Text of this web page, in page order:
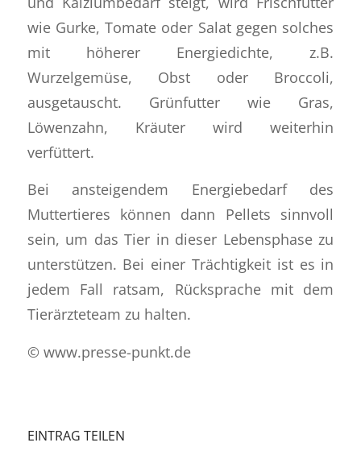
wie Gurke, Tomate oder Salat gegen solches
mit höherer Energiedichte, z.B.
Wurzelgemüse, Obst oder Broccoli,
ausgetauscht. Grünfutter wie Gras,
Löwenzahn, Kräuter wird weiterhin
verfüttert.
Bei ansteigendem Energiebedarf des
Muttertieres können dann Pellets sinnvoll
sein, um das Tier in dieser Lebensphase zu
unterstützen. Bei einer Trächtigkeit ist es in
jedem Fall ratsam, Rücksprache mit dem
Tierärzteteam zu halten.
© www.presse-punkt.de
EINTRAG TEILEN